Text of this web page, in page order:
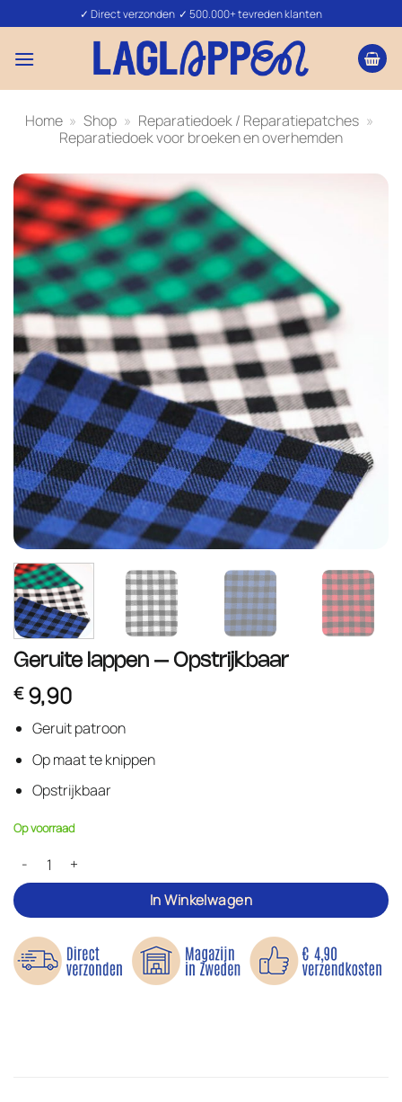
naar
inhoud
✓ Direct verzonden ✓ 500.000+ tevreden klanten
Home » Shop » Reparatiedoek / Reparatiepatches »
Reparatiedoek voor broeken en overhemden
Geruite lappen – Opstrijkbaar
€9,90
Geruit patroon
Op maat te knippen
Opstrijkbaar
Op voorraad
Geruite lappen – Opstrijkbaar aantal
In Winkelwagen